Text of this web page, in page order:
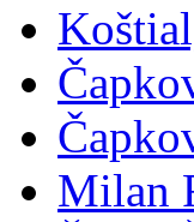
Milan